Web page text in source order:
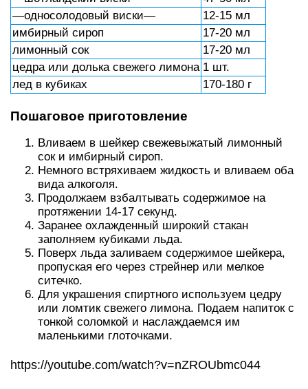
—односолодовый виски—
12-15 мл
имбирный сироп
17-20 мл
лимонный сок
17-20 мл
цедра или долька свежего лимона 1 шт.
лед в кубиках
170-180 г
Пошаговое приготовление
Вливаем в шейкер свежевыжатый лимонный
сок и имбирный сироп.
Немного встряхиваем жидкость и вливаем оба
вида алкоголя.
Продолжаем взбалтывать содержимое на
протяжении 14-17 секунд.
Заранее охлажденный широкий стакан
заполняем кубиками льда.
Поверх льда заливаем содержимое шейкера,
пропуская его через стрейнер или мелкое
ситечко.
Для украшения спиртного используем цедру
или ломтик свежего лимона. Подаем напиток с
тонкой соломкой и наслаждаемся им
маленькими глоточками.
https://youtube.com/watch?v=nZROUbmc044